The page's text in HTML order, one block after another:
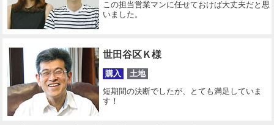
この担当営業マンに任せておけば大丈夫だと思
いました。
世田谷区Ｋ様
購入 土地
短期間の決断でしたが、とても満足していま
す！